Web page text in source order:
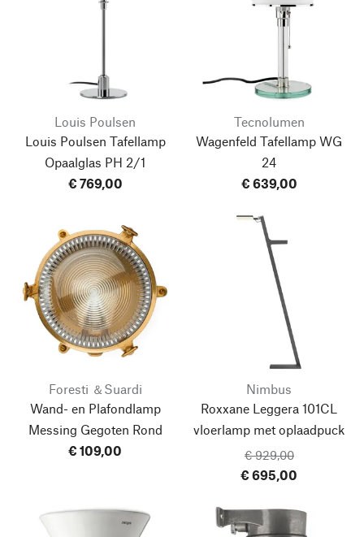
Louis Poulsen
Louis Poulsen Tafellamp
Opaalglas PH 2/1
€ 769,00
Tecnolumen
Wagenfeld Tafellamp WG
24
€ 639,00
Foresti ＆Suardi
Wand- en Plafondlamp
Messing Gegoten Rond
€ 109,00
Nimbus
Roxxane Leggera 101CL
vloerlamp met oplaadpuck
€ 929,00
€ 695,00